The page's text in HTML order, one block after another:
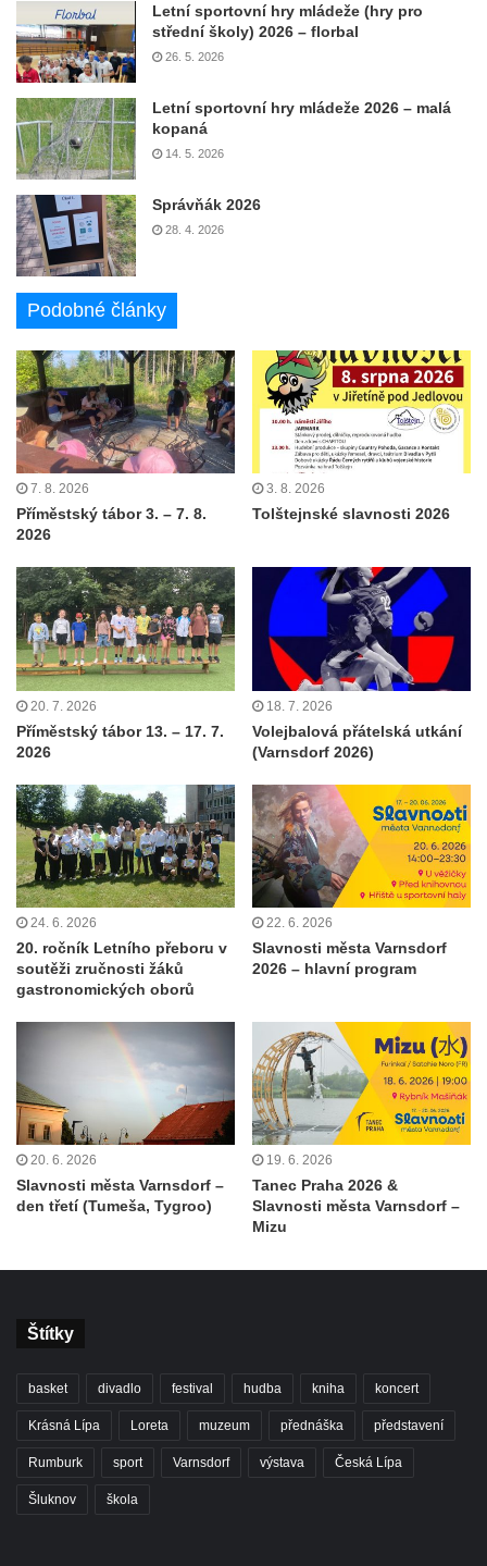
Letní sportovní hry mládeže (hry pro
střední školy) 2026 – florbal
26. 5. 2026
Letní sportovní hry mládeže 2026 – malá
kopaná
14. 5. 2026
Správňák 2026
28. 4. 2026
Podobné články
7. 8. 2026
Příměstský tábor 3. – 7. 8.
2026
3. 8. 2026
Tolštejnské slavnosti 2026
20. 7. 2026
Příměstský tábor 13. – 17. 7.
2026
18. 7. 2026
Volejbalová přátelská utkání
(Varnsdorf 2026)
24. 6. 2026
20. ročník Letního přeboru v
soutěži zručnosti žáků
gastronomických oborů
22. 6. 2026
Slavnosti města Varnsdorf
2026 – hlavní program
20. 6. 2026
Slavnosti města Varnsdorf –
den třetí (Tumeša, Tygroo)
19. 6. 2026
Tanec Praha 2026 &
Slavnosti města Varnsdorf –
Mizu
Štítky
basket divadlo festival hudba kniha koncert
Krásná Lípa Loreta muzeum přednáška představení
Rumburk sport Varnsdorf výstava Česká Lípa
Šluknov škola